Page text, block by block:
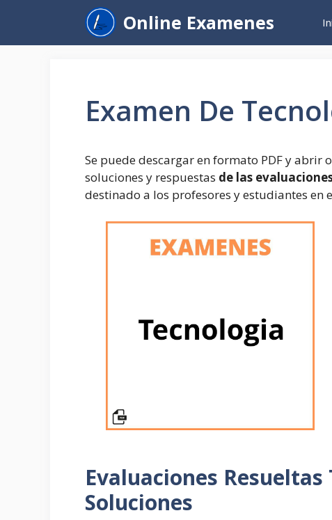
contenido
Online Examenes
Examen De
Se puede descargar en formato PDF y abrir
soluciones y respuestas de las
destinado a los profesores y estudiantes en
Evaluaciones Resueltas
Soluciones